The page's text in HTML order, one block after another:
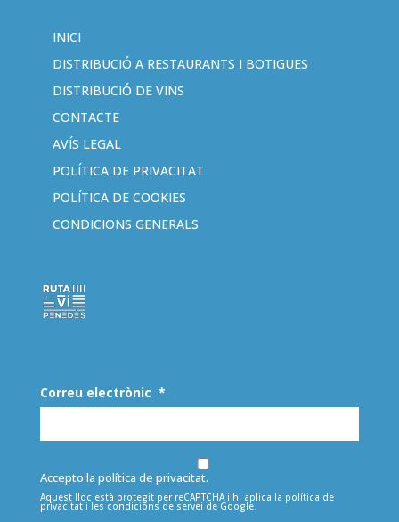
INICI
DISTRIBUCIÓ A RESTAURANTS I BOTIGUES
DISTRIBUCIÓ DE VINS
CONTACTE
AVÍS LEGAL
POLÍTICA DE PRIVACITAT
POLÍTICA DE COOKIES
CONDICIONS GENERALS
Correu electrònic *
Accepto la política de privacitat.
Aquest lloc està protegit per reCAPTCHA i hi aplica la política de
privacitati les condicions de servei de Google.